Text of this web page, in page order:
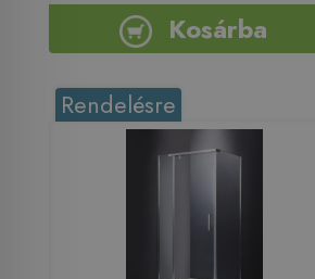
Kosárba
Rendelésre